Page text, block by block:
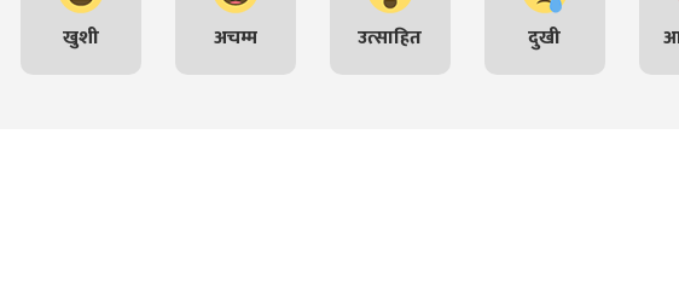
खुशी अचम्म उत्साहित दुखी